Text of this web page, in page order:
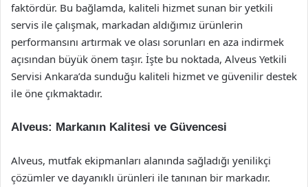
faktördür. Bu bağlamda, kaliteli hizmet sunan bir yetkili
servis ile çalışmak, markadan aldığımız ürünlerin
performansını artırmak ve olası sorunları en aza indirmek
açısından büyük önem taşır. İşte bu noktada, Alveus Yetkili
Servisi Ankara’da sunduğu kaliteli hizmet ve güvenilir destek
ile öne çıkmaktadır.
Alveus: Markanın Kalitesi ve Güvencesi
Alveus, mutfak ekipmanları alanında sağladığı yenilikçi
çözümler ve dayanıklı ürünleri ile tanınan bir markadır.